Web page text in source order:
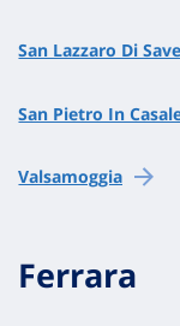
San Lazzaro Di
San Pietro In
Valsamoggia
Ferrara